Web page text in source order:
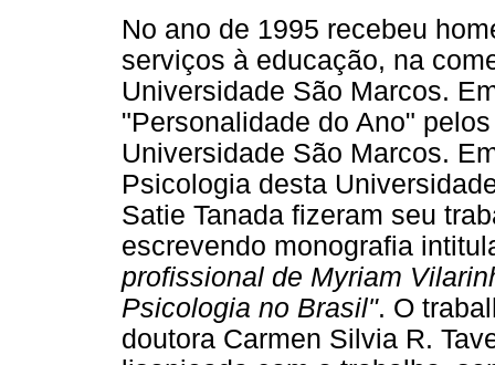
No ano de 1995 recebeu
serviços à educação, na
Universidade São Marcos.
"Personalidade do Ano"
Universidade São Marcos.
Psicologia desta
Satie Tanada fizeram seu
escrevendo monografia
profissional de Myriam
Psicologia no Brasil". O
doutora Carmen Silvia R.